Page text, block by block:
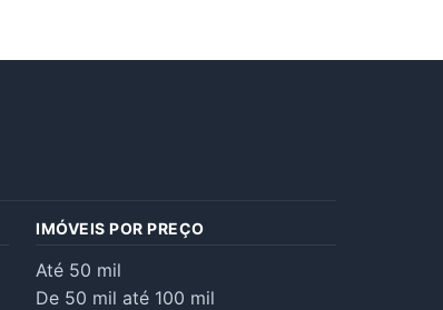
IMÓVEIS POR PREÇO
Até 50 mil
De 50 mil até 100 mil